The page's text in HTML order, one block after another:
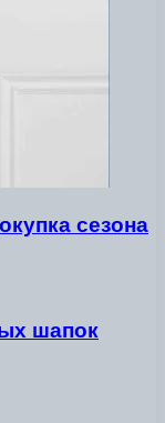
сезона
шапок